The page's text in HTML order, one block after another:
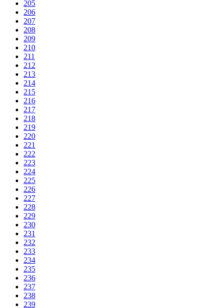
205
206
207
208
209
210
211
212
213
214
215
216
217
218
219
220
221
222
223
224
225
226
227
228
229
230
231
232
233
234
235
236
237
238
239